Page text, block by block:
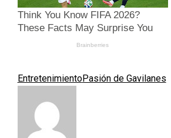
EntretenimientoPasión de Gavilanes